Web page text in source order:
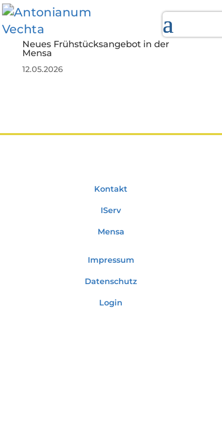
Neues Frühstücksangebot in der
Mensa
12.05.2026
Kontakt
IServ
Mensa
Impressum
Datenschutz
Login